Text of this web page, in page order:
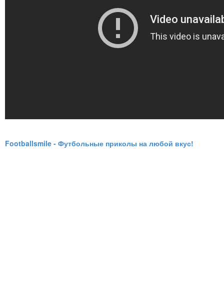
Footballsmile - Футбольные приколы на любой вкус!